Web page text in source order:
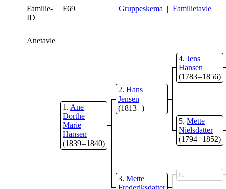
Familie-
ID
F69 Gruppeskema | Familietavle
Anetavle
1
Ane
Dorthe
Marie
Hansen
(1839 – 1840)
2 Hans
Jensen
(1813 – )
4 Jens
Hansen
(1783 – 1856)
5 Mette
Nielsdatter
(1794 – 1852)
3 Mette
6